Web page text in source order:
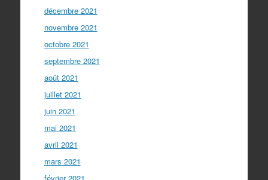
décembre 2021
novembre 2021
octobre 2021
septembre 2021
août 2021
juillet 2021
juin 2021
mai 2021
avril 2021
mars 2021